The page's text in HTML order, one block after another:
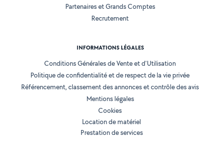
Partenaires et Grands Comptes
Recrutement
INFORMATIONS LÉGALES
Conditions Générales de Vente et d'Utilisation
Politique de confidentialité et de respect de la vie privée
Référencement, classement des annonces et contrôle des avis
Mentions légales
Cookies
Location de matériel
Prestation de services